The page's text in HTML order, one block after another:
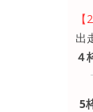
出
４
5